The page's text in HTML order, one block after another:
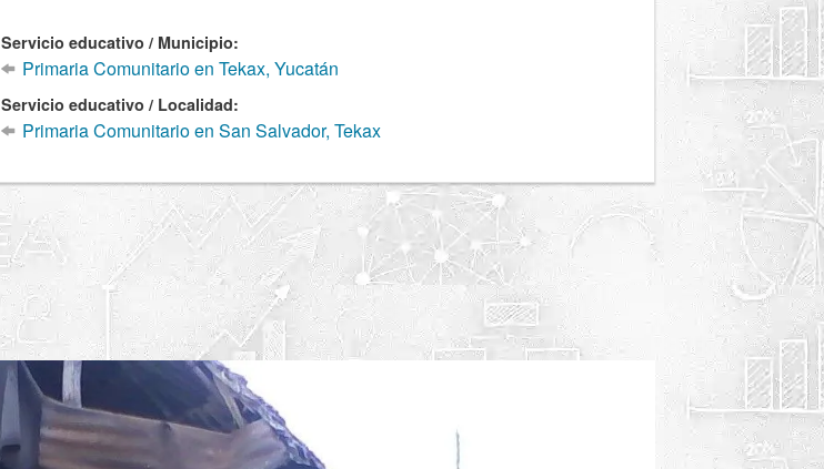
Servicio educativo / Municipio:
Primaria Comunitario en Tekax, Yucatán
Servicio educativo / Localidad:
Primaria Comunitario en San Salvador, Tekax